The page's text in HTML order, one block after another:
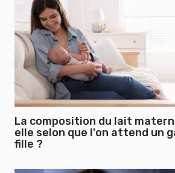
La composition du lait
elle selon que l'on attend un
fille ?